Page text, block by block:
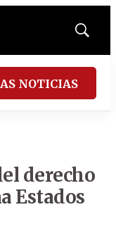
Mostrar
NOTICIAS
derecho
Estados